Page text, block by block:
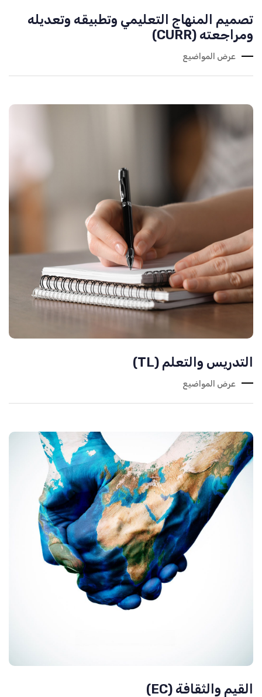
تصميم المنهاج التعليمي وتطبيقه وتعديله
ومراجعته (CURR)
عرض المواضيع
التدريس والتعلم (TL)
عرض المواضيع
القيم والثقافة (EC)